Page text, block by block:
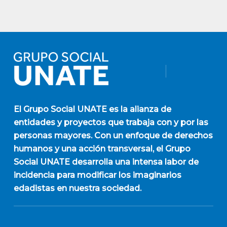
El Grupo Social UNATEes la alianza de
entidades y proyectos que trabaja con y por las
personas mayores. Con un enfoque de derechos
humanos y una acción transversal, el Grupo
Social UNATE desarrolla una intensa labor de
incidencia para modificar los imaginarios
edadistas en nuestra sociedad.